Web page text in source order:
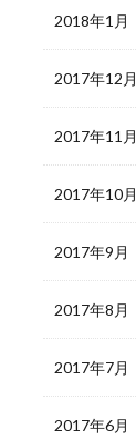
2018年1月
2017年12月
2017年11月
2017年10月
2017年9月
2017年8月
2017年7月
2017年6月